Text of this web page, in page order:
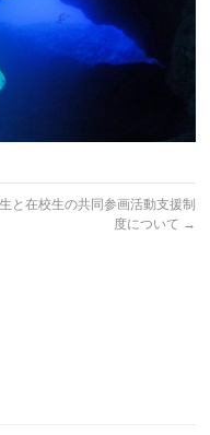
と在校生の共同参画活動支援制
度について →